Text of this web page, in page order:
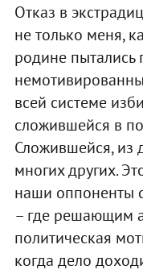
Отказ в
не только меня,
родине пытались
всей системе
сложившейся в
Сложившейся, из
многих других.
наши оппоненты
– где решающим
политическая
когда дело